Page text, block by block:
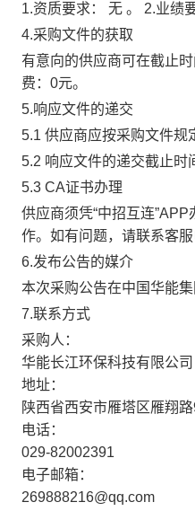
1.资质要求： 无 。 2.业绩
4.采购文件的获取
有意向的供应商可在截止
费：0元。
5.响应文件的递交
5.1 供应商应按采购文件规
5.2 响应文件的递交截止时
5.3 CA证书办理
供应商须凭“中招互连
作。如有问题，请联系客
6.发布公告的媒介
本次采购公告在中国华能
7.联系方式
采购人：
华能长江环保科技有限公司
地址：
陕西省西安市雁塔区雁翔
电话：
029-82002391
电子邮箱：
269888216@qq.com